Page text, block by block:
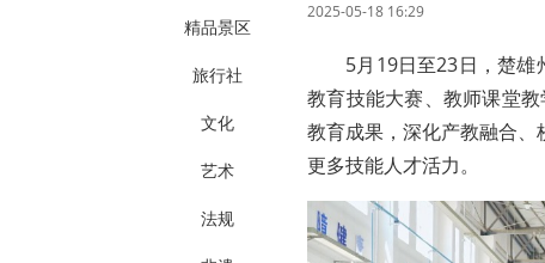
精品景区
旅行社
文化
艺术
法规
2025-05-18 16:29
5月19日至23日，楚
教育技能大赛、教师课堂
教育成果，深化产教融合
更多技能人才活力。